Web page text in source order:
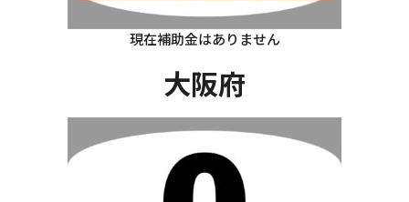
現在補助金はありません
大阪府